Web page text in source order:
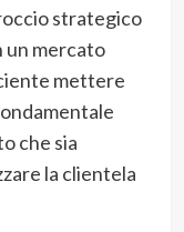
strategico
un mercato
mettere
che sia
la clientela